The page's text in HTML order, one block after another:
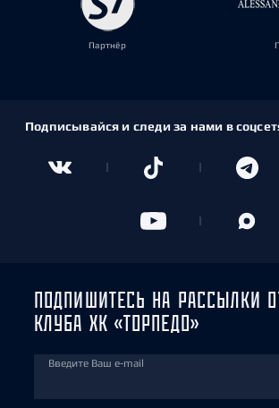
Партнёр
Подписывайся и следи за нами в
ПОДПИШИТЕСЬ НА РАССЫЛКИ
КЛУБА ХК «ТОРПЕДО»
Введите Ваш e-mail